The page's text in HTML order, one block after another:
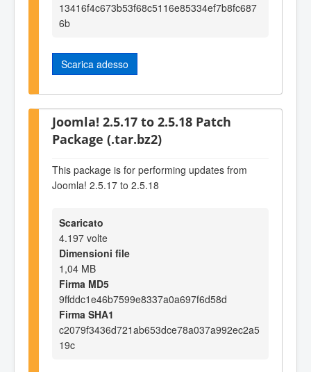
13416f4c673b53f68c5116e85334ef7b8fc687
6b
Scarica adesso
Joomla! 2.5.17 to 2.5.18 Patch
Package (.tar.bz2)
This package is for performing updates from
Joomla! 2.5.17 to 2.5.18
Scaricato
4.197 volte
Dimensioni file
1,04 MB
Firma MD5
9ffddc1e46b7599e8337a0a697f6d58d
Firma SHA1
c2079f3436d721ab653dce78a037a992ec2a5
19c